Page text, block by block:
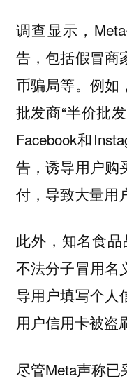
调查显示，
告，包括假冒商
币骗局等。例如
批发商“半价批
Facebook和
告，诱导用户购
付，导致大量用
此外，知名食品
不法分子冒用名
导用户填写个人
用户信用卡被盗
尽管Meta声称